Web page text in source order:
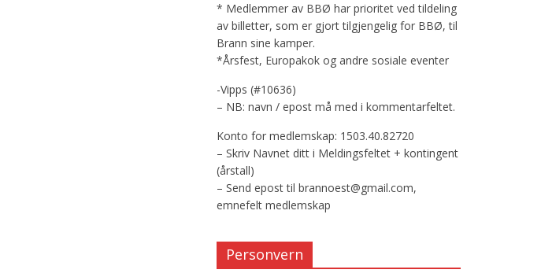
* Medlemmer av BBØ har prioritet ved tildeling
av billetter, som er gjort tilgjengelig for BBØ, til
Brann sine kamper.
*Årsfest, Europakok og andre sosiale eventer
-Vipps (#10636)
– NB: navn / epost må med i kommentarfeltet.
Konto for medlemskap: 1503.40.82720
– Skriv Navnet ditt i Meldingsfeltet + kontingent
(årstall)
– Send epost til brannoest@gmail.com,
emnefelt medlemskap
Personvern